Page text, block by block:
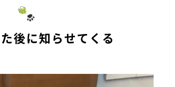
後に知らせてくる